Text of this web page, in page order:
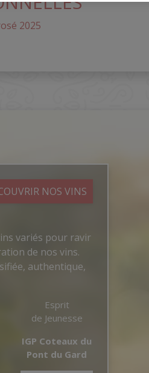
2025
NOS VINS
variés pour ravir
de nos vins.
authentique,
Esprit
de Jeunesse
IGP Coteaux du
Pont du Gard